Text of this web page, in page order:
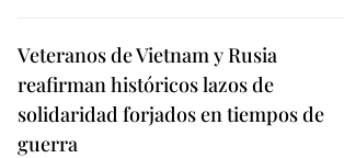
Veteranos de Vietnam y Rusia
reafirman históricos lazos de
solidaridad forjados en tiempos de
guerra